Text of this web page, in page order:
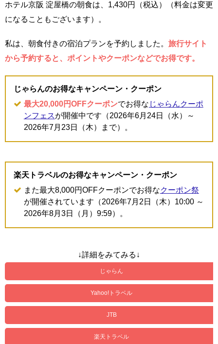
ホテル京阪 淀屋橋の朝食は、1,430円（税込）（料金は変更
になることもございます）。
私は、朝食付きの宿泊プランを予約しました。 旅行サイト
から予約すると、ポイントやクーポンなどでお得です。
じゃらんのお得なキャンペーン・クーポン
最大20,000円OFFクーポンでお得な じゃらんクーポ
ンフェスが開催中です（2026年6月24日（水）～
2026年7月23日（木）まで）。
楽天トラベルのお得なキャンペーン・クーポン
また最大8,000円OFFクーポンでお得なクーポン祭
が開催されています（2026年7月2日（木）10:00 ～
2026年8月3日（月）9:59）。
↓詳細をみてみる↓
じゃらん
Yahoo!トラベル
JTB
楽天トラベル